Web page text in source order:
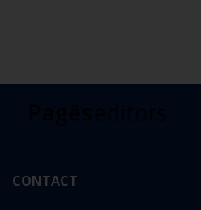
CONTACT